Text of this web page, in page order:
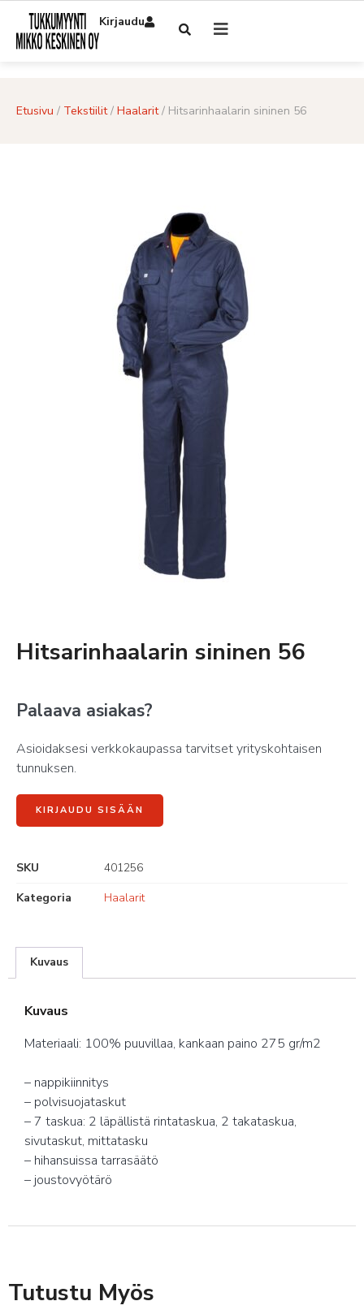
Kirjaudu
Etusivu / Tekstiilit/ Haalarit/ Hitsarinhaalarin sininen 56
Hitsarinhaalarin sininen 56
Palaava asiakas?
Asioidaksesi verkkokaupassa tarvitset yrityskohtaisen
tunnuksen.
KIRJAUDU SISÄÄN
SKU
401256
Kategoria
Haalarit
Kuvaus
Kuvaus
Materiaali: 100% puuvillaa, kankaan paino 275 gr/m2
– nappikiinnitys
– polvisuojataskut
– 7 taskua: 2 läpällistä rintataskua, 2 takataskua,
sivutaskut, mittatasku
– hihansuissa tarrasäätö
– joustovyötärö
Tutustu Myös